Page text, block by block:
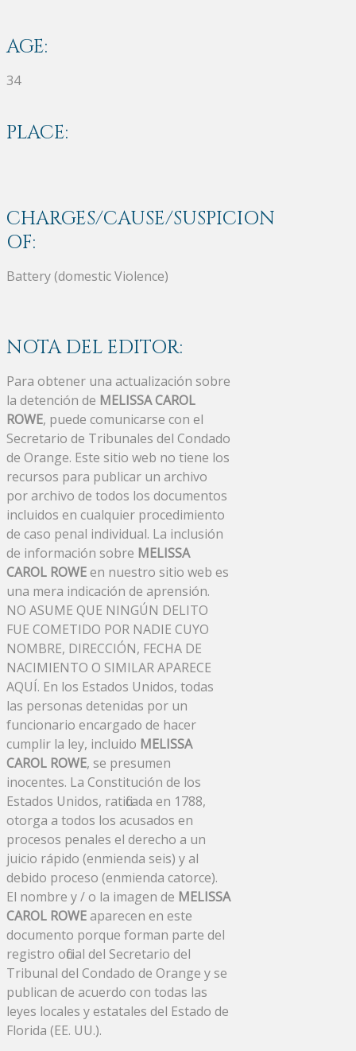
AGE:
34
PLACE:
CHARGES/CAUSE/SUSPICION
OF:
Battery (domestic Violence)
NOTA DEL EDITOR:
Para obtener una actualización sobre
la detención de MELISSA CAROL
ROWE, puede comunicarse con el
Secretario de Tribunales del Condado
de Orange. Este sitio web no tiene los
recursos para publicar un archivo
por archivo de todos los documentos
incluidos en cualquier procedimiento
de caso penal individual. La inclusión
de información sobre MELISSA
CAROL ROWEen nuestro sitio web es
una mera indicación de aprensión.
NO ASUME QUE NINGÚN DELITO
FUE COMETIDO POR NADIE CUYO
NOMBRE, DIRECCIÓN, FECHA DE
NACIMIENTO O SIMILAR APARECE
AQUÍ. En los Estados Unidos, todas
las personas detenidas por un
funcionario encargado de hacer
cumplir la ley, incluido MELISSA
CAROL ROWE, se presumen
inocentes. La Constitución de los
Estados Unidos, ratificada en 1788,
otorga a todos los acusados ​​en
procesos penales el derecho a un
juicio rápido (enmienda seis) y al
debido proceso (enmienda catorce).
El nombre y / o la imagen de MELISSA
CAROL ROWEaparecen en este
documento porque forman parte del
registro oficial del Secretario del
Tribunal del Condado de Orange y se
publican de acuerdo con todas las
leyes locales y estatales del Estado de
Florida (EE. UU.).